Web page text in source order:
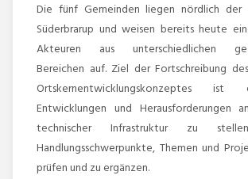
Die fünf Gemeinden liegen nördlich der
Süderbrarup und weisen bereits heute
Akteuren aus unterschiedlichen
Bereichen auf. Ziel der Fortschreibung
Ortskernentwicklungskonzeptes
Entwicklungen und Herausforderungen
technischer Infrastruktur zu
Handlungsschwerpunkte, Themen und
prüfen und zu ergänzen.